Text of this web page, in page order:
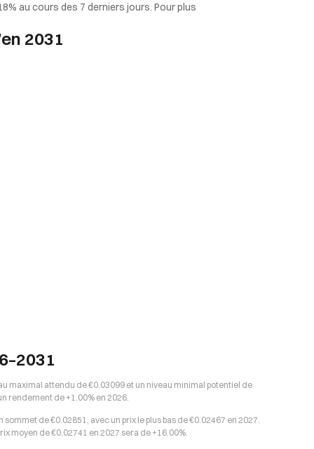
au cours des 7 derniers jours. Pour plus
2031
maximal attendu de €0.03099 et un niveau minimal potentiel de
rendement de +1.00% en 2026.
de €0.02851, avec un prix le plus bas de €0.02467 en 2027.
moyen de €0.02741 en 2027 sera de +16.00%.